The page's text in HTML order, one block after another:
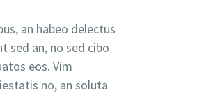
an habeo delectus
sed an, no sed cibo
eos. Vim
no, an soluta